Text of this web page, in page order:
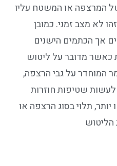
המרצפה או המשטח עליו
לא מצב זמני. כמובן
אך הכתמים הישנים
כאשר מדובר על ליטוש
המוחדר על גבי הרצפה,
שטיפות חוזרות
יותר, תלוי בסוג הרצפה או